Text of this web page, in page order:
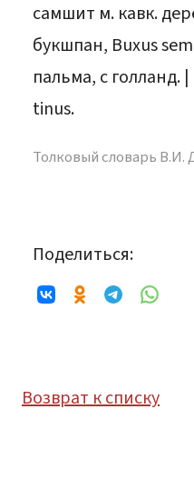
самшит м. кавк.
букшпан, Buxus
пальма, с голланд.
tinus.
Толковый словарь В.И.
Поделиться:
Возврат к списку